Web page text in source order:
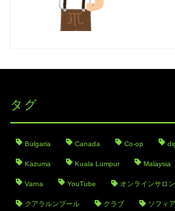
タグ
Bulgaria Canada Co-op
Kazuma Kuala Lumpur Malaysia
Varna YouTube オンラインサロン
クアラルンプール クラブ ソフィア